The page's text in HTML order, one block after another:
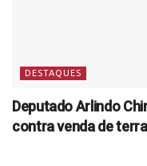
DESTAQUES
Deputado Arlindo
contra venda de